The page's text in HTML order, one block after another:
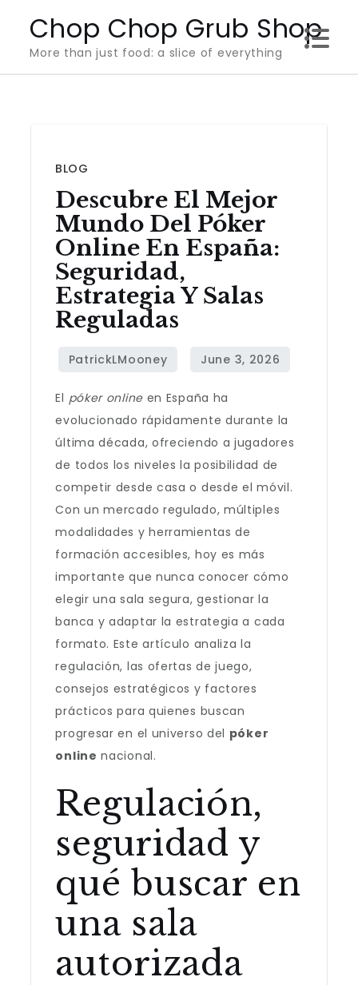
content
Chop Chop Grub Shop
More than just food: a slice of everything
BLOG
Descubre El Mejor
Mundo Del Póker
Online En España:
Seguridad,
Estrategia Y Salas
Reguladas
El póker onlineen España ha
evolucionado rápidamente durante la
última década, ofreciendo a jugadores
de todos los niveles la posibilidad de
competir desde casa o desde el móvil.
Con un mercado regulado, múltiples
modalidades y herramientas de
formación accesibles, hoy es más
importante que nunca conocer cómo
elegir una sala segura, gestionar la
banca y adaptar la estrategia a cada
formato. Este artículo analiza la
regulación, las ofertas de juego,
consejos estratégicos y factores
prácticos para quienes buscan
progresar en el universo del póker
online nacional.
Regulación,
seguridad y
qué buscar en
una sala
autorizada